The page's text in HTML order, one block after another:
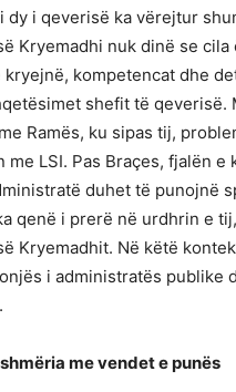
dy i qeverisë ka vërejtur
Kryemadhi nuk dinë se
kryejnë, kompetencat dhe
shefit të qeverisë.
Ramës, ku sipas tij,
me LSI. Pas Braçes, fjalën
duhet të punojnë
qenë i prerë në urdhrin e
Kryemadhit. Në këtë
i administratës publike
me vendet e punës